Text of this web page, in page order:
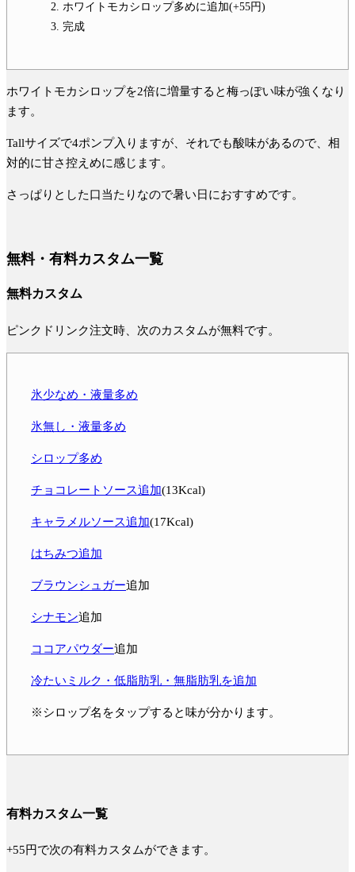
ホワイトモカシロップ多めに追加(+55円)
完成
ホワイトモカシロップを2倍に増量すると梅っぽい味が強くなり
ます。
Tallサイズで4ポンプ入りますが、それでも酸味があるので、相
対的に甘さ控えめに感じます。
さっぱりとした口当たりなので暑い日におすすめです。
無料・有料カスタム一覧
無料カスタム
ピンクドリンク注文時、次のカスタムが無料です。
氷少なめ・液量多め
氷無し・液量多め
シロップ多め
チョコレートソース追加(13Kcal)
キャラメルソース追加(17Kcal)
はちみつ追加
ブラウンシュガー追加
シナモン追加
ココアパウダー追加
冷たいミルク・低脂肪乳・無脂肪乳を追加
※シロップ名をタップすると味が分かります。
有料カスタム一覧
+55円で次の有料カスタムができます。